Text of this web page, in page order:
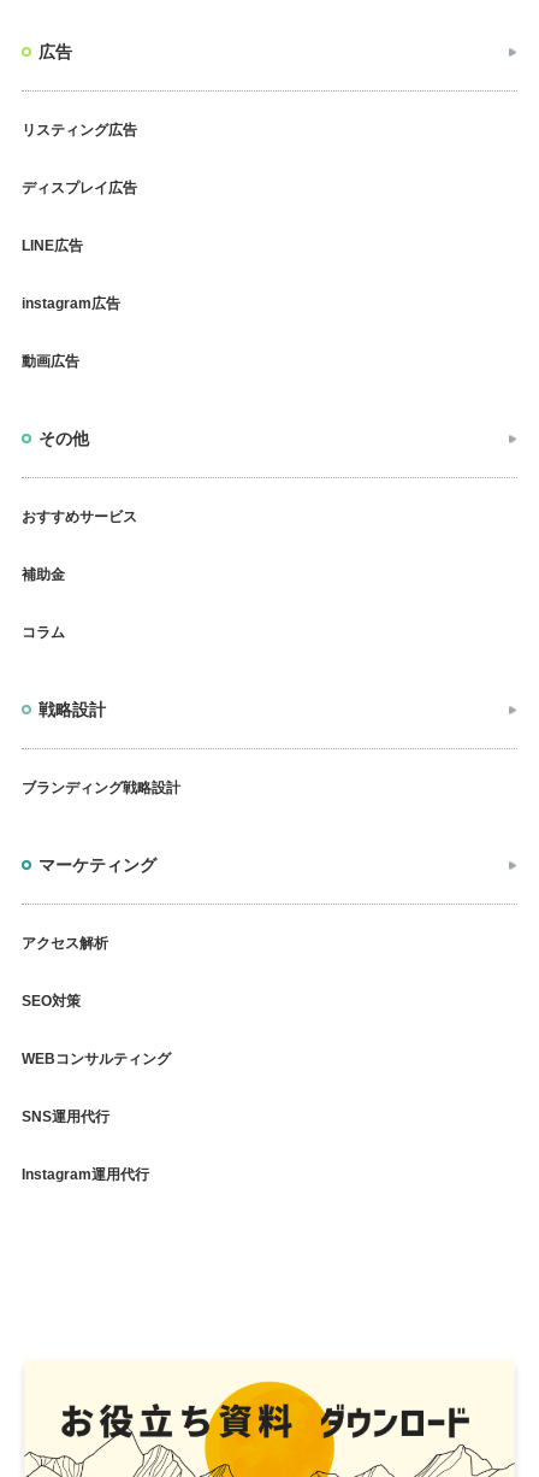
広告
リスティング広告
ディスプレイ広告
LINE広告
instagram広告
動画広告
その他
おすすめサービス
補助金
コラム
戦略設計
ブランディング戦略設計
マーケティング
アクセス解析
SEO対策
WEBコンサルティング
SNS運用代行
Instagram運用代行